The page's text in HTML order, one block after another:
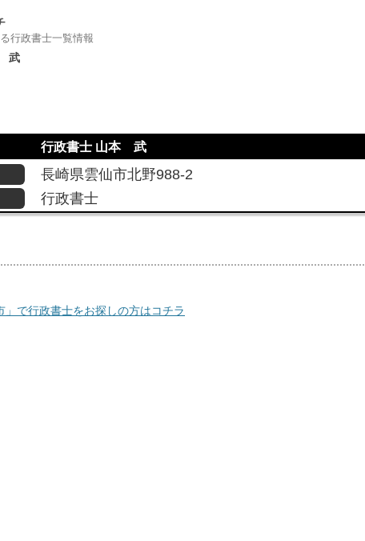
行政書士一覧情報
武
行政書士 山本 武
長崎県雲仙市北野988-2
行政書士
」で行政書士をお探しの方はコチラ